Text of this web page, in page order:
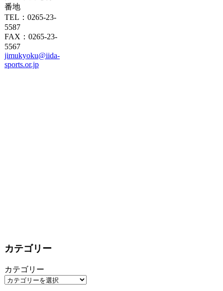
番地
TEL：0265-23-
5587
FAX：0265-23-
5567
jimukyoku@iida-
sports.or.jp
カテゴリー
カテゴリー